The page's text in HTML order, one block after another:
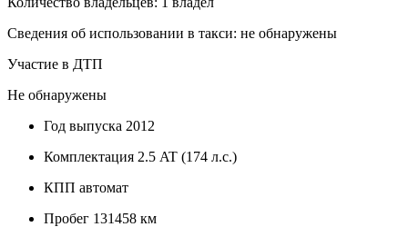
Сведения об использовании в такси: не обнаружены
Участие в ДТП
Не обнаружены
Год выпуска 2012
Комплектация 2.5 AT (174 л.с.)
КПП автомат
Пробег 131458 км